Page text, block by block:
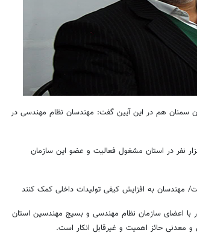
سمنان هم در این آیین گفت: مهندسان نظام‌ مهندسی در
۶۵۰ هزار مهندس در سراسر کشور بیش از ۵ هزار نفر در استان مشغول فعالیت و عضو این سازمان
مهندسان به افزایش کیفی تولیدات داخلی کمک کنند
با اعضای سازمان نظام مهندسی و بسیج مهندسین استان
حائز اهمیت و غیرقابل انکار است.